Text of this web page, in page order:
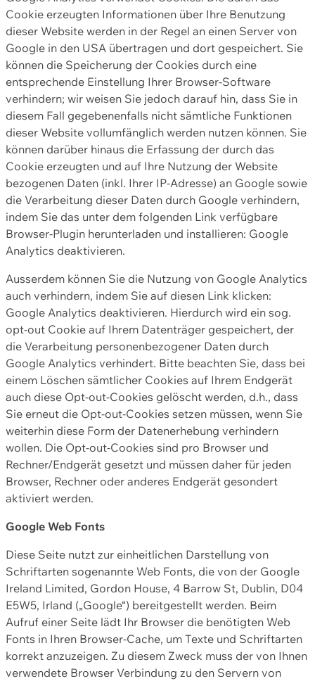
Cookie erzeugten Informationen über Ihre Benutzung
dieser Website werden in der Regel an einen Server von
Google in den USA übertragen und dort gespeichert. Sie
können die Speicherung der Cookies durch eine
entsprechende Einstellung Ihrer Browser-Software
verhindern; wir weisen Sie jedoch darauf hin, dass Sie in
diesem Fall gegebenenfalls nicht sämtliche Funktionen
dieser Website vollumfänglich werden nutzen können. Sie
können darüber hinaus die Erfassung der durch das
Cookie erzeugten und auf Ihre Nutzung der Website
bezogenen Daten (inkl. Ihrer IP-Adresse) an Google sowie
die Verarbeitung dieser Daten durch Google verhindern,
indem Sie das unter dem folgenden Link verfügbare
Browser-Plugin herunterladen und installieren: Google
Analytics deaktivieren.
Ausserdem können Sie die Nutzung von Google Analytics
auch verhindern, indem Sie auf diesen Link klicken:
Google Analytics deaktivieren. Hierdurch wird ein sog.
opt-out Cookie auf Ihrem Datenträger gespeichert, der
die Verarbeitung personenbezogener Daten durch
Google Analytics verhindert. Bitte beachten Sie, dass bei
einem Löschen sämtlicher Cookies auf Ihrem Endgerät
auch diese Opt-out-Cookies gelöscht werden, d.h., dass
Sie erneut die Opt-out-Cookies setzen müssen, wenn Sie
weiterhin diese Form der Datenerhebung verhindern
wollen. Die Opt-out-Cookies sind pro Browser und
Rechner/Endgerät gesetzt und müssen daher für jeden
Browser, Rechner oder anderes Endgerät gesondert
aktiviert werden.
Google Web Fonts
Diese Seite nutzt zur einheitlichen Darstellung von
Schriftarten sogenannte Web Fonts, die von der Google
Ireland Limited, Gordon House, 4 Barrow St, Dublin, D04
E5W5, Irland („Google“) bereitgestellt werden. Beim
Aufruf einer Seite lädt Ihr Browser die benötigten Web
Fonts in Ihren Browser-Cache, um Texte und Schriftarten
korrekt anzuzeigen. Zu diesem Zweck muss der von Ihnen
verwendete Browser Verbindung zu den Servern von